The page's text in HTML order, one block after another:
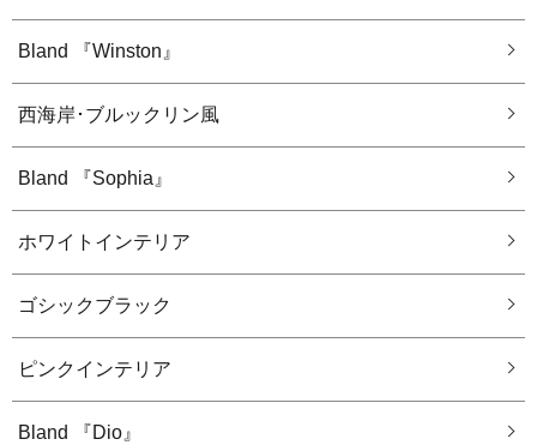
Bland 『Winston』
西海岸･ブルックリン風
Bland 『Sophia』
ホワイトインテリア
ゴシックブラック
ピンクインテリア
Bland 『Dio』